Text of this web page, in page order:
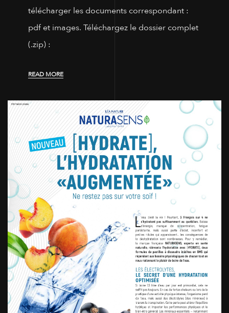
télécharger les documents correspondant :
pdf et images. Téléchargez le dossier complet
(.zip) :
READ MORE